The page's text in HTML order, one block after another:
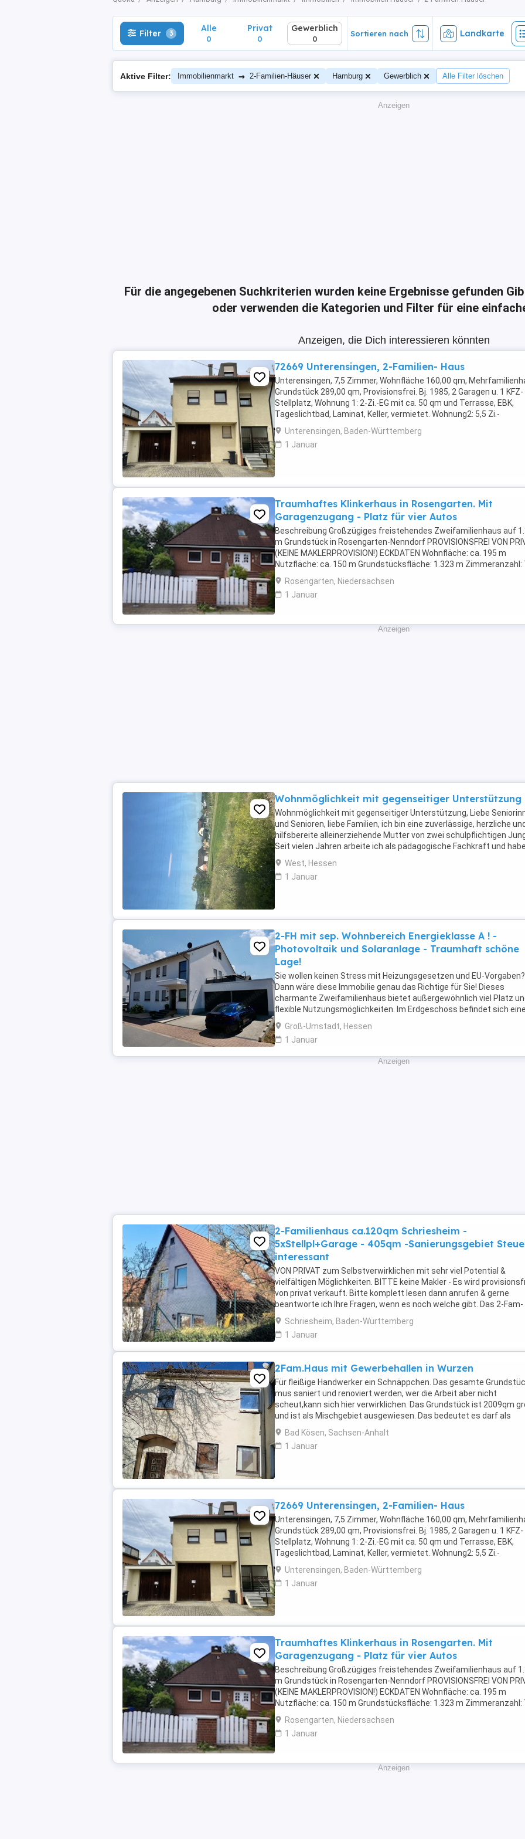
Filter 3 Alle
0
Privat
0
Gewerblich
0
Sortieren nach Landkarte
Aktive Filter: Immobilienmarkt → 2-Familien-Häuser Hamburg Gewerblich Alle Filter löschen
Anzeigen
Für die angegebenen Suchkriterien wurden keine Ergebnisse gefunden
oder verwenden die Kategorien und Filter für eine
Anzeigen, die Dich interessieren könnten
72669 Unterensingen, 2-Familien- Haus
Unterensingen, 7,5 Zimmer, Wohnfläche 160,00 qm,
Grundstück 289,00 qm, Provisionsfrei. Bj. 1985, 2 Garagen u. 1 KFZ-
Stellplatz, Wohnung 1: 2-Zi.-EG mit ca. 50 qm und Terrasse, EBK,
Tageslichtbad, Laminat, Keller, vermietet. Wohnung2: 5,5 Zi.-
Maisonette 1.OG + DG, TGL-Bad+Dusche, sep. ...
Unterensingen, Baden-Württemberg
1 Januar
Traumhaftes Klinkerhaus in Rosengarten. Mit
Garagenzugang - Platz für vier Autos
Beschreibung Großzügiges freistehendes Zweifamilienhaus auf
m Grundstück in Rosengarten-Nenndorf PROVISIONSFREI VON
(KEINE MAKLERPROVISION!) ECKDATEN Wohnfläche: ca. 195 m
Nutzfläche: ca. 150 m Grundstücksfläche: 1.323 m Zimmeranzahl:
Zimmer Baujahr: 1989 Zustand: Sehr gepflegt Verfügbarkeit: ...
Rosengarten, Niedersachsen
1 Januar
Anzeigen
Wohnmöglichkeit mit gegenseitiger Unterstützung
Wohnmöglichkeit mit gegenseitiger Unterstützung, Liebe
und Senioren, liebe Familien, ich bin eine zuverlässige, herzliche und
hilfsbereite alleinerziehende Mutter von zwei schulpflichtigen
Seit vielen Jahren arbeite ich als pädagogische Fachkraft und habe
Freude daran, Menschen ...
West, Hessen
1 Januar
2-FH mit sep. Wohnbereich Energieklasse A ! -
Photovoltaik und Solaranlage - Traumhaft schöne
Lage!
Sie wollen keinen Stress mit Heizungsgesetzen und EU-Vorgaben?
Dann wäre diese Immobilie genau das Richtige für Sie! Dieses
charmante Zweifamilienhaus bietet außergewöhnlich viel Platz
flexible Nutzungsmöglichkeiten. Im Erdgeschoss befindet sich eine
großzügige Hauptwohnung, die durch einen baulich ...
Groß-Umstadt, Hessen
1 Januar
Anzeigen
2-Familienhaus ca.120qm Schriesheim -
5xStellpl+Garage - 405qm -Sanierungsgebiet
interessant
VON PRIVAT zum Selbstverwirklichen mit sehr viel Potential &
vielfältigen Möglichkeiten. BITTE keine Makler - Es wird
von privat verkauft. Bitte komplett lesen dann anrufen & gerne
beantworte ich Ihre Fragen, wenn es noch welche gibt. Das 2-Fam-
Haus ist komplett zu sanieren. Das Braas-Dach ...
Schriesheim, Baden-Württemberg
1 Januar
2Fam.Haus mit Gewerbehallen in Wurzen
Für fleißige Handwerker ein Schnäppchen. Das gesamte
mus saniert und renoviert werden, wer die Arbeit aber nicht
scheut,kann sich hier verwirklichen. Das Grundstück ist 2009qm
und ist als Mischgebiet ausgewiesen. Das bedeutet es darf als
Wohngebiet und Gewrbefläche genutzt werden. Laut ...
Bad Kösen, Sachsen-Anhalt
1 Januar
72669 Unterensingen, 2-Familien- Haus
Unterensingen, 7,5 Zimmer, Wohnfläche 160,00 qm,
Grundstück 289,00 qm, Provisionsfrei. Bj. 1985, 2 Garagen u. 1 KFZ-
Stellplatz, Wohnung 1: 2-Zi.-EG mit ca. 50 qm und Terrasse, EBK,
Tageslichtbad, Laminat, Keller, vermietet. Wohnung2: 5,5 Zi.-
Maisonette 1.OG + DG, TGL-Bad+Dusche, sep. ...
Unterensingen, Baden-Württemberg
1 Januar
Traumhaftes Klinkerhaus in Rosengarten. Mit
Garagenzugang - Platz für vier Autos
Beschreibung Großzügiges freistehendes Zweifamilienhaus auf
m Grundstück in Rosengarten-Nenndorf PROVISIONSFREI VON
(KEINE MAKLERPROVISION!) ECKDATEN Wohnfläche: ca. 195 m
Nutzfläche: ca. 150 m Grundstücksfläche: 1.323 m Zimmeranzahl:
Zimmer Baujahr: 1989 Zustand: Sehr gepflegt Verfügbarkeit: ...
Rosengarten, Niedersachsen
1 Januar
Anzeigen